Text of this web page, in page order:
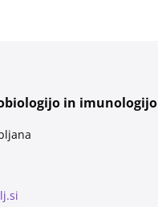
in imunologijo